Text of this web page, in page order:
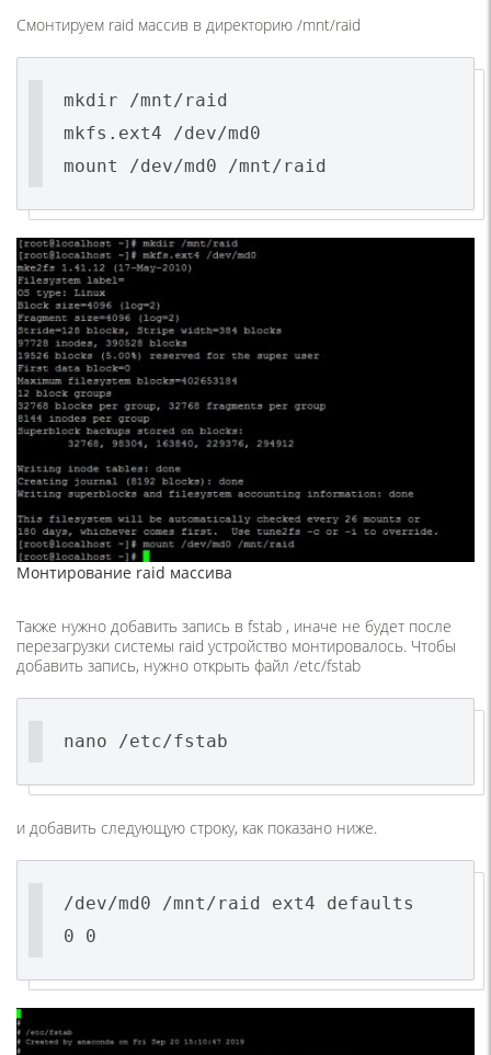
Смонтируем raid массив в директорию /mnt/raid
mkdir /mnt/raid
mkfs.ext4 /dev/md0
mount /dev/md0 /mnt/raid
Монтирование raid массива
Также нужно добавить запись в fstab , иначе не будет после
перезагрузки системы raid устройство монтировалось. Чтобы
добавить запись, нужно открыть файл /etc/fstab
nano /etc/fstab
и добавить следующую строку, как показано ниже.
/dev/md0 /mnt/raid ext4 defaults
0 0